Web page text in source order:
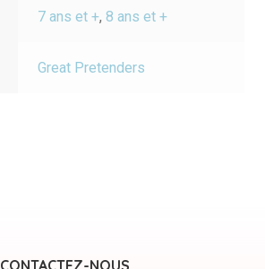
7 ans et +,8 ans et +
Great Pretenders